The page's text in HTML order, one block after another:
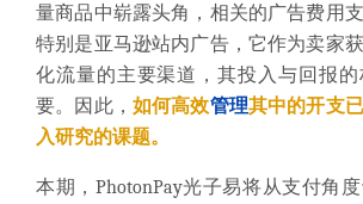
量商品中崭露头角，相关的广告费用支
特别是亚马逊站内广告，它作为卖家
化流量的主要渠道，其投入与回报
要。因此， 如何高效管理其中的开支
入研究的课题。
本期，PhotonPay光子易将从支付角